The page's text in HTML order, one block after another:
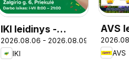
IKI leidinys -
Specialūs
pasiūlymai IKI
2026.08.06 - 2026.08.09
IKI
AVS
AVS